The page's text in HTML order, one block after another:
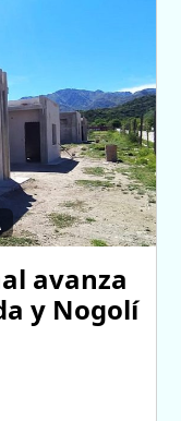
avanza
y Nogolí